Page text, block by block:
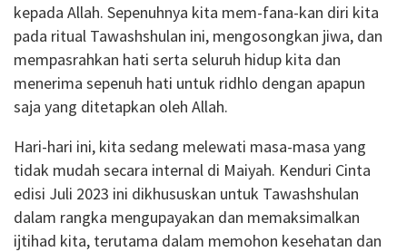
kepada Allah. Sepenuhnya kita mem-fana-kan diri kita
pada ritual Tawashshulan ini, mengosongkan jiwa, dan
mempasrahkan hati serta seluruh hidup kita dan
menerima sepenuh hati untuk ridhlo dengan apapun
saja yang ditetapkan oleh Allah.
Hari-hari ini, kita sedang melewati masa-masa yang
tidak mudah secara internal di Maiyah. Kenduri Cinta
edisi Juli 2023 ini dikhususkan untuk Tawashshulan
dalam rangka mengupayakan dan memaksimalkan
ijtihad kita, terutama dalam memohon kesehatan dan